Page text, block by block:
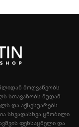
ᲬᲚᲘᲓᲐᲜ ᲛᲝᲦᲕᲐᲬᲔᲝᲑᲡ
ᲡᲗᲐᲕᲐᲖᲝᲑᲡ ᲛᲣᲓᲐᲛ
ᲓᲐ ᲐᲥᲡᲔᲡᲣᲐᲠᲔᲑᲡ
ᲡᲮᲕᲐᲓᲐᲡᲮᲕᲐ ᲪᲜᲝᲑᲘᲚᲘ
ᲤᲔᲮᲡᲐᲪᲛᲔᲚᲘ ᲓᲐ